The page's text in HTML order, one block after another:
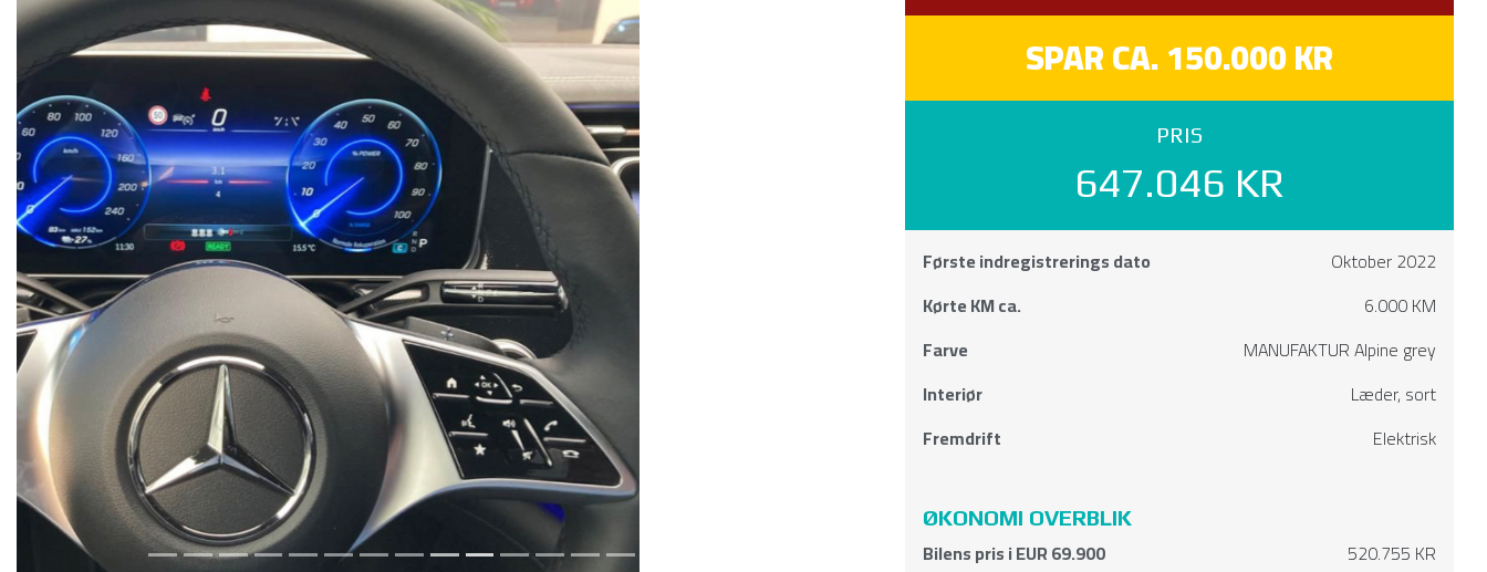
SPAR CA. 150.000 KR
PRIS
647.046 KR
Første indregistrerings dato
Oktober 2022
Kørte KM ca.
6.000 KM
Farve
MANUFAKTUR Alpine grey
Interiør
Læder, sort
Fremdrift
Elektrisk
ØKONOMI OVERBLIK
Bilens pris i EUR 69.900
520.755 KR